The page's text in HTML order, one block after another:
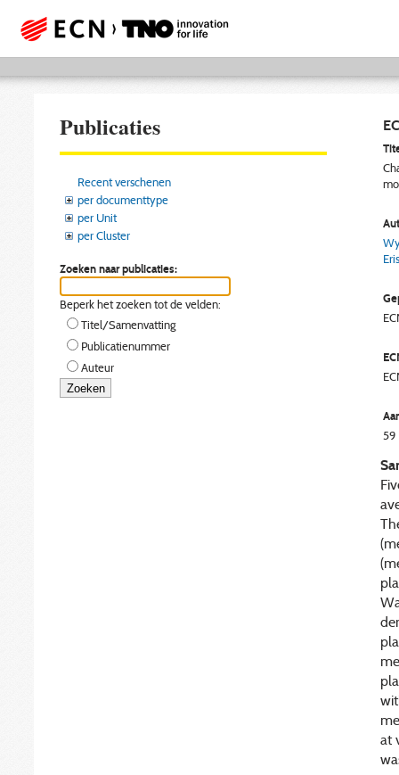
Publicaties
Recent verschenen
per documenttype
per Unit
per Cluster
Zoeken naar publicaties:
Beperk het zoeken tot de velden:
Titel/Samenvatting
Publicatienummer
Auteur
59
at